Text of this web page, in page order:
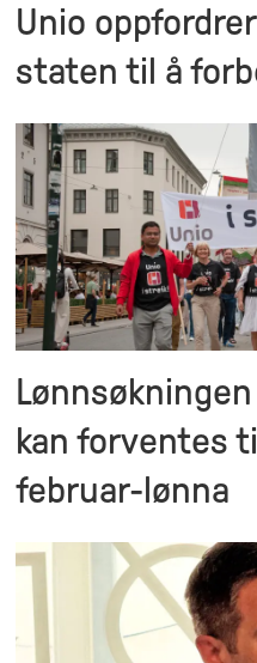
Unio
staten til å
kan forventes
februar-lønna